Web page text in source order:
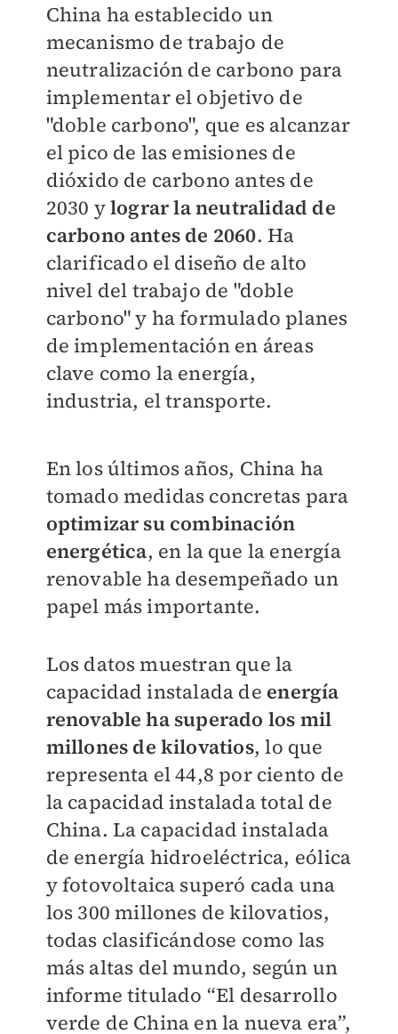
China ha establecido un
mecanismo de trabajo de
neutralización de carbono para
implementar el objetivo de
"doble carbono", que es alcanzar
el pico de las emisiones de
dióxido de carbono antes de
2030 ylograr la neutralidad de
carbono antes de 2060. Ha
clarificado el diseño de alto
nivel del trabajo de "doble
carbono" y ha formulado planes
de implementación en áreas
clave como la energía,
industria, el transporte.
En los últimos años, China ha
tomado medidas concretas para
optimizar su combinación
energética, en la que la energía
renovable ha desempeñado un
papel más importante.
Los datos muestran que la
capacidad instalada de energía
renovable ha superado los mil
millones de kilovatios, lo que
representa el 44,8 por ciento de
la capacidad instalada total de
China. La capacidad instalada
de energía hidroeléctrica, eólica
y fotovoltaica superó cada una
los 300 millones de kilovatios,
todas clasificándose como las
más altas del mundo, según un
informe titulado “El desarrollo
verde de China en la nueva era”,